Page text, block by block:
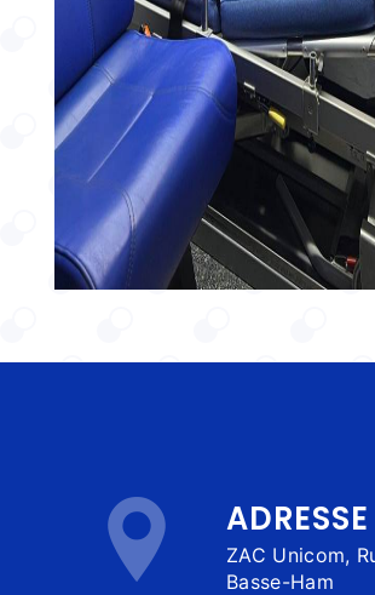
ADRESSE
ZAC Unicom, Rue du Canal, 57970
Basse-Ham